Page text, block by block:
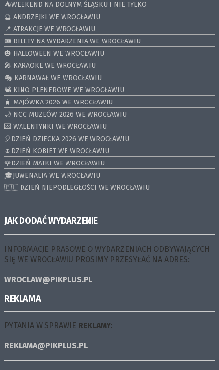
⛺️WEEKEND NA DOLNYM ŚLĄSKU I NIE TYLKO
🔮 ANDRZEJKI WE WROCŁAWIU
📍 ATRAKCJE WE WROCŁAWIU
🎟️ BILETY NA WYDARZENIA WE WROCŁAWIU
🎃 HALLOWEEN WE WROCŁAWIU
🎤 KARAOKE WE WROCŁAWIU
🎭 KARNAWAŁ WE WROCŁAWIU
📽️ KINO PLENEROWE WE WROCŁAWIU
🧳 MAJÓWKA 2026 WE WROCŁAWIU
🌙 NOC MUZEÓW 2026 WE WROCŁAWIU
💌 WALENTYNKI WE WROCŁAWIU
🎈DZIEŃ DZIECKA 2026 WE WROCŁAWIU
🌷DZIEŃ KOBIET WE WROCŁAWIU
🌹DZIEŃ MATKI WE WROCŁAWIU
🎓JUWENALIA WE WROCŁAWIU
🇵🇱 DZIEŃ NIEPODLEGŁOŚCI WE WROCŁAWIU
JAK DODAĆ WYDARZENIE
INFORMACJE PRASOWE O WYDARZENIACH ODBYWAJĄCYCH
SIĘ WE WROCŁAWIU PROSIMY PRZESYŁAĆ NA ADRES:
WROCLAW@PIKPLUS.PL
REKLAMA
PYTANIA W SPRAWIE REKLAMY:
REKLAMA@PIKPLUS.PL